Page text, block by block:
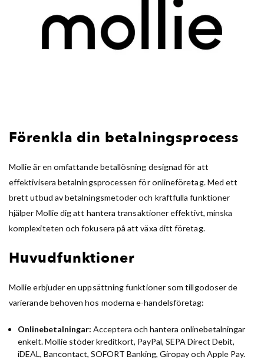
Förenkla din betalningsprocess
Mollie är en omfattande betallösning designad för att
effektivisera betalningsprocessen för onlineföretag. Med ett
brett utbud av betalningsmetoder och kraftfulla funktioner
hjälper Mollie dig att hantera transaktioner effektivt, minska
komplexiteten och fokusera på att växa ditt företag.
Huvudfunktioner
Mollie erbjuder en uppsättning funktioner som tillgodoser de
varierande behoven hos moderna e-handelsföretag:
Onlinebetalningar: Acceptera och hantera onlinebetalningar
enkelt. Mollie stöder kreditkort, PayPal, SEPA Direct Debit,
iDEAL, Bancontact, SOFORT Banking, Giropay och Apple Pay.